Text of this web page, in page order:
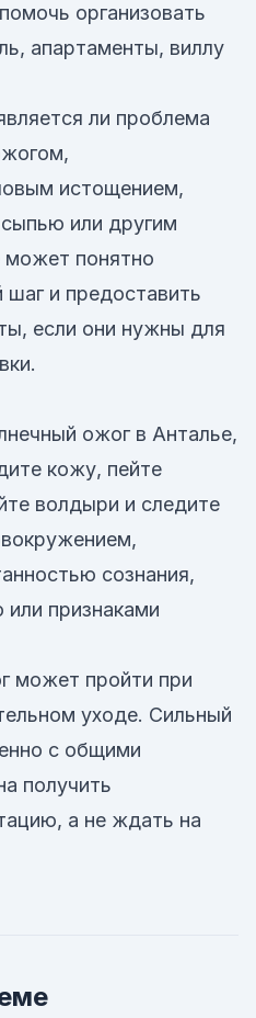
организовать
апартаменты, виллу
ли проблема
истощением,
или другим
понятно
и предоставить
если они нужны для
ожог в Анталье,
кожу, пейте
волдыри и следите
сознания,
признаками
может пройти при
уходе. Сильный
с общими
получить
а не ждать на